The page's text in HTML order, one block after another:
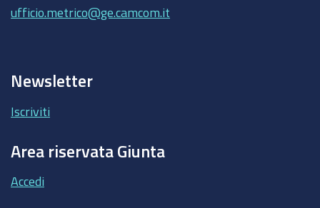
ufficio.metrico@ge.camcom.it
Newsletter
Iscriviti
Area riservata Giunta
Accedi